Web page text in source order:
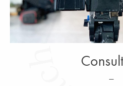
Food Service
フードサービス
—